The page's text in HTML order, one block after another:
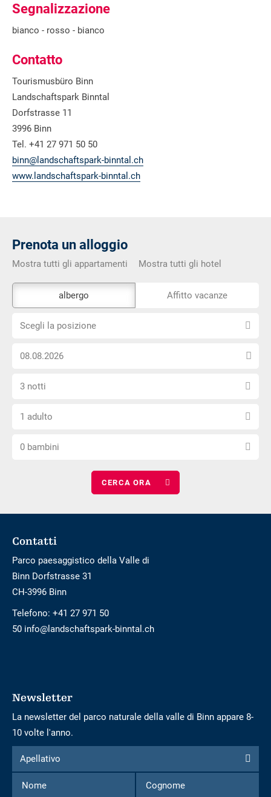
Segnalizzazione
bianco - rosso - bianco
Contatto
Tourismusbüro Binn
Landschaftspark Binntal
Dorfstrasse 11
3996 Binn
Tel. +41 27 971 50 50
binn@landschaftspark-binntal.ch
www.landschaftspark-binntal.ch
Prenota un alloggio
Mostra tutti gli appartamenti Mostra tutti gli hotel
strumento
esterno
albergo Affitto vacanze
Scegli
posizione
Scegli la posizione
Scegli
data
arrivo
Seleziona
numero
notti
3 notti
Scegli
numero
1 adulto
Scegli
0 bambini
Footer
Contatti
Parco paesaggistico della Valle di
Binn Dorfstrasse 31
CH-3996 Binn
Telefono: +41 27 971 50
50 info@landschaftspark-binntal.ch
Newsletter
La newsletter del parco naturale della valle di Binn appare 8-
10 volte l'anno.
Modulo
per
iscriversi
Apellativo
Apellativo
Nome
Cognome